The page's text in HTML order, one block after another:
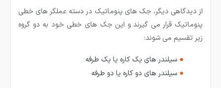
از دیدگاهی دیگر، جک های پنوماتیک در دسته عملگر های خطی
پنوماتیک قرار می گیرند و این جک های خطی خود به دو گروه
زیر تقسیم می شوند:
سیلندر های یک کاره یا یک طرفه
سیلندر های دو کاره یا دو طرفه